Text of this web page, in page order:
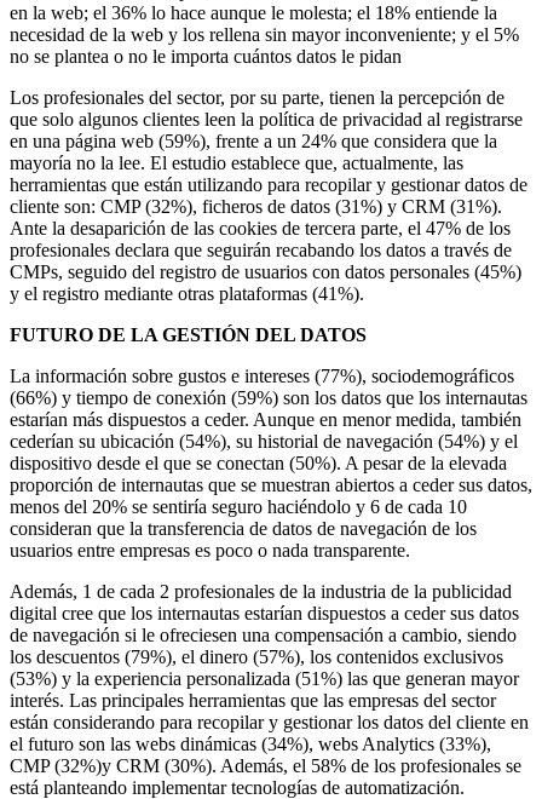
en la web; el 36% lo hace aunque le molesta; el 18% entiende la
necesidad de la web y los rellena sin mayor inconveniente; y el 5%
no se plantea o no le importa cuántos datos le pidan
Los profesionales del sector, por su parte, tienen la percepción de
que solo algunos clientes leen la política de privacidad al registrarse
en una página web (59%), frente a un 24% que considera que la
mayoría no la lee. El estudio establece que, actualmente, las
herramientas que están utilizando para recopilar y gestionar datos de
cliente son: CMP (32%), ficheros de datos (31%) y CRM (31%).
Ante la desaparición de las cookies de tercera parte, el 47% de los
profesionales declara que seguirán recabando los datos a través de
CMPs, seguido del registro de usuarios con datos personales (45%)
y el registro mediante otras plataformas (41%).
FUTURO DE LA GESTIÓN DEL DATOS
La información sobre gustos e intereses (77%), sociodemográficos
(66%) y tiempo de conexión (59%) son los datos que los internautas
estarían más dispuestos a ceder. Aunque en menor medida, también
cederían su ubicación (54%), su historial de navegación (54%) y el
dispositivo desde el que se conectan (50%). A pesar de la elevada
proporción de internautas que se muestran abiertos a ceder sus datos,
menos del 20% se sentiría seguro haciéndolo y 6 de cada 10
consideran que la transferencia de datos de navegación de los
usuarios entre empresas es poco o nada transparente.
Además, 1 de cada 2 profesionales de la industria de la publicidad
digital cree que los internautas estarían dispuestos a ceder sus datos
de navegación si le ofreciesen una compensación a cambio, siendo
los descuentos (79%), el dinero (57%), los contenidos exclusivos
(53%) y la experiencia personalizada (51%) las que generan mayor
interés. Las principales herramientas que las empresas del sector
están considerando para recopilar y gestionar los datos del cliente en
el futuro son las webs dinámicas (34%), webs Analytics (33%),
CMP (32%)y CRM (30%). Además, el 58% de los profesionales se
está planteando implementar tecnologías de automatización.